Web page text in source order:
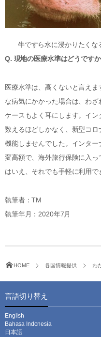
牛ですら水に浸かりたくな
Q. 現地の医療水準はどうです
医療水準は、高くないと言え
な病気にかかった場合は、わ
ケースもよく耳にします。イ
数えるほどしかなく、新型コロ
機能しませんでした。インタ
変高額で、海外旅行保険に入
はいえ、それでも手軽に利用で
執筆者：TM
執筆年月：2020年7月
HOME 各国情報提供 わ
言語切り替え
English
Bahasa Indonesia
日本語